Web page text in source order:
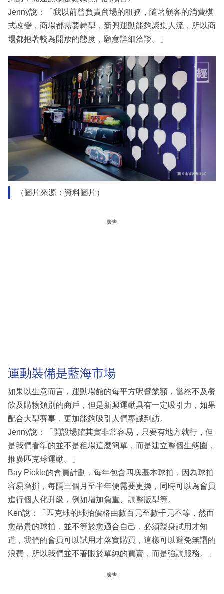
Jenny說：「我以前曾負責商場的租務，隨著顧客的消費模
式改變，商場都需要轉型，新興運動能夠聚集人流，所以商
場都抱著較為開放的態度，願意詳細洽談。」
（圖片來源：資料圖片）
廣告
運動裝備是藍海市場
如果以生意而言，運動場館的每平方呎營業額，當然不及餐
飲及購物類別的商戶，但是新興運動具有一定吸引力，如果
配合大型賽事，更加能夠吸引人們專誠到訪。
Jenny說：「開設場館其實非常容易，只要有地方就行，但
是我們看準的並不是租場這麼簡單，而是建立整個生態圈，
推廣匹克球運動。」
Bay Pickle的會員計劃，每年包含四塊基本球拍，因為球拍
容易磨損，每隔三個月至半年便需要更換，同時可以為會員
進行個人化升級，例如增加負重、調整版型等。
Ken說：「匹克球的球拍價格由數百元至數千元不等，然而
愈昂貴的球拍，並不等於愈適合自己，必須親身試用才知
道，我們的會員可以試用才落實購買，這樣可以避免無謂的
浪費，所以我們並不著眼於單純的買賣，而是強調服務。」
廣告